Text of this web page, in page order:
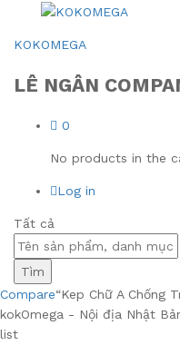
KOKOMEGA
LÊ NGÂN
0
No products in the
Log in
Tất cả
Tìm
Compare“Kep Chữ A Chống
kokOmega - Nội địa Nhật
list